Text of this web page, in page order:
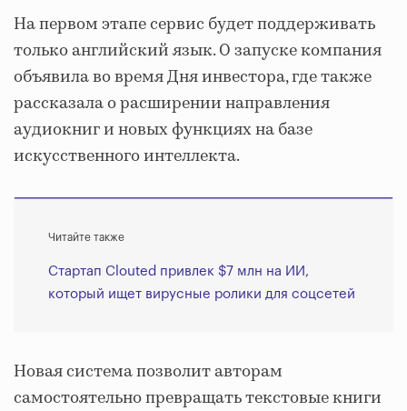
На первом этапе сервис будет поддерживать
только английский язык. О запуске компания
объявила во время Дня инвестора, где также
рассказала о расширении направления
аудиокниг и новых функциях на базе
искусственного интеллекта.
Читайте также
Стартап Clouted привлек $7 млн на ИИ,
который ищет вирусные ролики для соцсетей
Новая система позволит авторам
самостоятельно превращать текстовые книги